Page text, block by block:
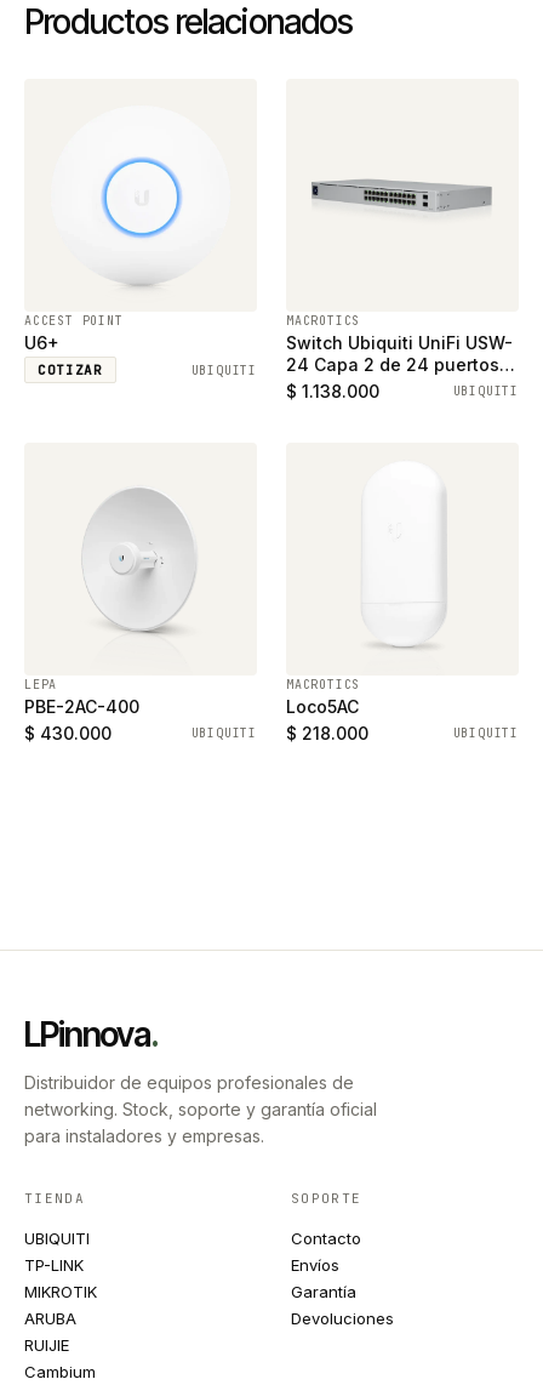
Productos relacionados
ACCEST POINT
U6+
COTIZAR UBIQUITI
MACROTICS
Switch Ubiquiti UniFi USW-
24 Capa 2 de 24 puertos
ethernet gigabit y 2
$ 1.138.000 UBIQUITI
LEPA
PBE-2AC-400
$ 430.000
UBIQUITI
MACROTICS
Loco5AC
$ 218.000
UBIQUITI
LPinnova.
Distribuidor de equipos profesionales de
networking. Stock, soporte y garantía oficial
para instaladores y empresas.
TIENDA
UBIQUITI
TP-LINK
MIKROTIK
ARUBA
RUIJIE
Cambium
SOPORTE
Contacto
Envíos
Garantía
Devoluciones